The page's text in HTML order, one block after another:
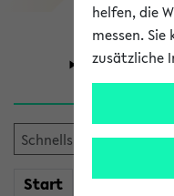
Universität
Start meineKVV
helfen, die
messen.
zusätzliche